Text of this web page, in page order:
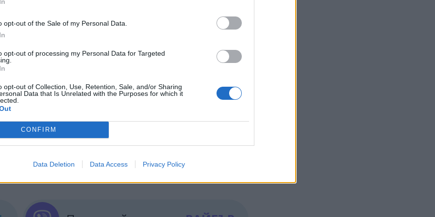
opt-out of the Sale of my Personal Data.
opt-out of processing my Personal Data for Targeted
opt-out of Collection, Use, Retention, Sale, and/or Sharing
Data that Is Unrelated with the Purposes for which it
CONFIRM
Data Deletion Data Access Privacy Policy
на САЩ.
в индустрията с изкуствен интелект все повече
ред публично обявяват сходни по обем инвестиции
се ефект на растеж, който някои наблюдатели
финансови пирамиди от миналия век.